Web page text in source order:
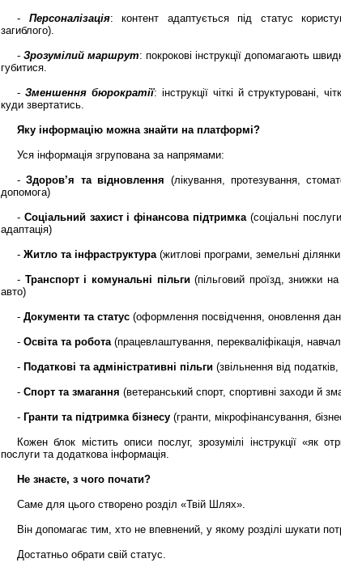
- Персоналізація: контент адаптується під статус
загиблого).
- Зрозумілий маршрут: покрокові інструкції допомагають
губитися.
- Зменшення бюрократії: інструкції чіткі й структуровані,
куди звертатись.
Яку інформацію можна знайти на платформі?
Уся інформація згрупована за напрямами:
-Здоров’я та відновлення (лікування, протезування,
допомога)
- Соціальний захист і фінансова підтримка (соціальні
адаптація)
- Житло та інфраструктура (житлові програми, земельні
- Транспорт і комунальні пільги(пільговий проїзд, знижки
авто)
- Документи та статус (оформлення посвідчення, оновлення
- Освіта та робота (працевлаштування, перекваліфікація,
- Податкові та адміністративні пільги (звільнення від
- Спорт та змагання (ветеранський спорт, спортивні заходи й
- Гранти та підтримка бізнесу (гранти, мікрофінансування,
Кожен блок містить описи послуг, зрозумілі інструкції «як
послуги та додаткова інформація.
Не знаєте, з чого почати?
Саме для цього створено розділ «Твій Шлях».
Він допомагає тим, хто не впевнений, у якому розділі шукати
Достатньо обрати свій статус.